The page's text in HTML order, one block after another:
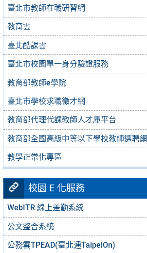
臺北市教師在職研習網
教育雲
臺北酷課雲
臺北市校園單一身分驗證服務
教育部教師e學院
臺北市學校求職徵才網
教育部代理代課教師人才庫平台
教育部全國高級中等以下學校教師選聘網
教學正常化專區
校園 E 化服務
WebITR 線上差勤系統
公文整合系統
公務雲TPEAD(臺北通TaipeiOn)